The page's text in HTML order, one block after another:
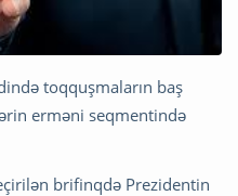
toqquşmaların baş
erməni seqmentində
brifinqdə Prezidentin